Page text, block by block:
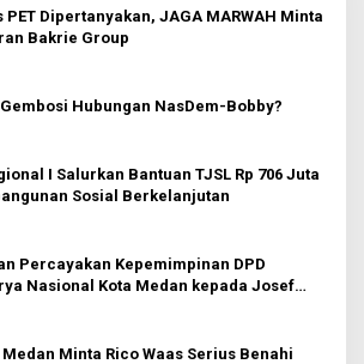
PET Dipertanyakan, JAGA MARWAH Minta
Bakrie Group
Hubungan NasDem-Bobby?
I Salurkan Bantuan TJSL Rp 706 Juta
Sosial Berkelanjutan
Percayakan Kepemimpinan DPD
Nasional Kota Medan kepada Josef
Medan Minta Rico Waas Serius Benahi